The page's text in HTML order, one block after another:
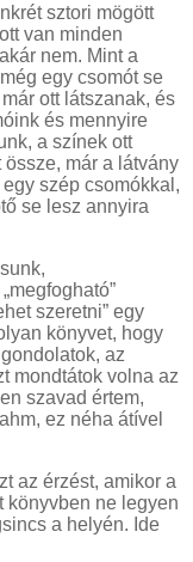
sztori mögött
van minden
nem. Mint a
egy csomót se
ott látszanak, és
és mennyire
a színek ott
már a látvány
szép csomókkal,
se lesz annyira
szeretni” egy
könyvet, hogy
az
mondtátok volna az
szavad értem,
ez néha átível
az érzést, amikor a
könyvben ne legyen
a helyén. Ide